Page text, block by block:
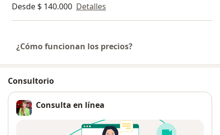
Desde $ 140.000 Detalles
¿Cómo funcionan los precios?
Consultorio
Consulta en línea